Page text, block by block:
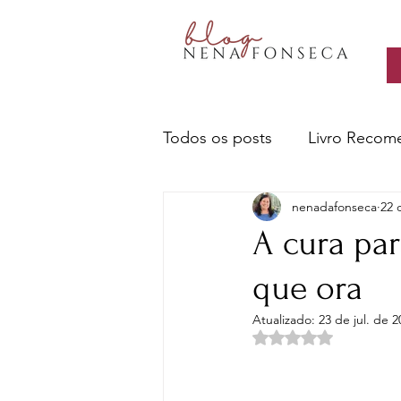
Todos os posts Livro
Livros- Nena recomenda
Sobre escritores e a escrita
Ciência e Tecnologia
A cura
que ora
nenadafonseca 22
Atualizado: 23 de jul. de
Avaliado com NaN